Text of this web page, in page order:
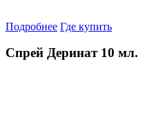
Подробнее Где купить
Спрей Деринат 10 мл.